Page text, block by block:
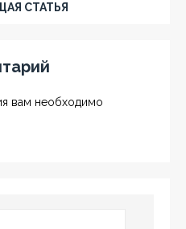
СТАТЬЯ
вам необходимо